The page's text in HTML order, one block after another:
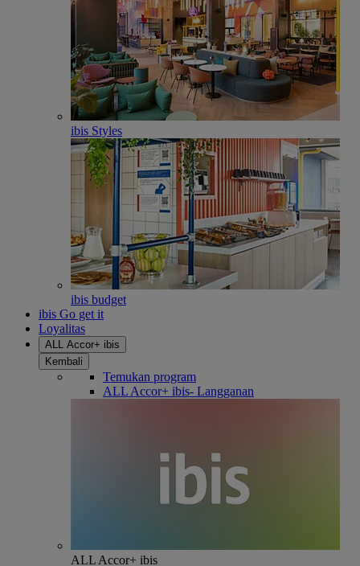
ibis Styles
ibis budget
ibis Go get it
Loyalitas
ALL Accor+ ibis
Kembali
Temukan program
ALL Accor+ ibis- Langganan
ALL Accor+ ibis